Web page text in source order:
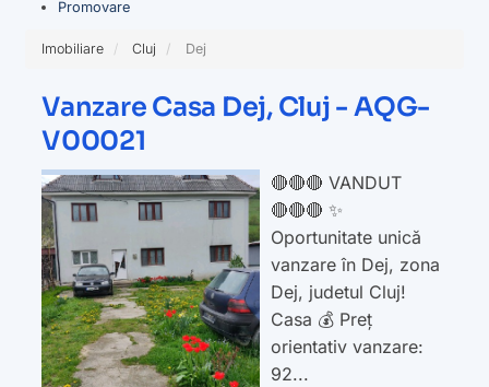
Promovare
Imobiliare Cluj Dej
Vanzare Casa Dej, Cluj - AQG-
V00021
🔴🔴🔴 VANDUT
🔴🔴🔴 ✨
Oportunitate unică
vanzare în Dej, zona
Dej, judetul Cluj!
Casa 💰 Preț
orientativ vanzare:
92...